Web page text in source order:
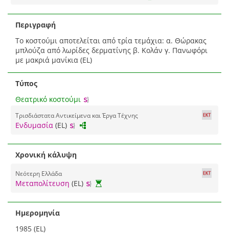
Περιγραφή
Το κοστούμι αποτελείται από τρία τεμάχια: α. Θώρακας
μπλούζα από λωρίδες δερματίνης β. Κολάν γ. Πανωφόρι
με μακριά μανίκια (EL)
Τύπος
Θεατρικό κοστούμι
Τρισδιάστατα Αντικείμενα και Έργα Τέχνης
Ενδυμασία (EL)
Χρονική κάλυψη
Νεότερη Ελλάδα
Μεταπολίτευση (EL)
Ημερομηνία
1985 (EL)